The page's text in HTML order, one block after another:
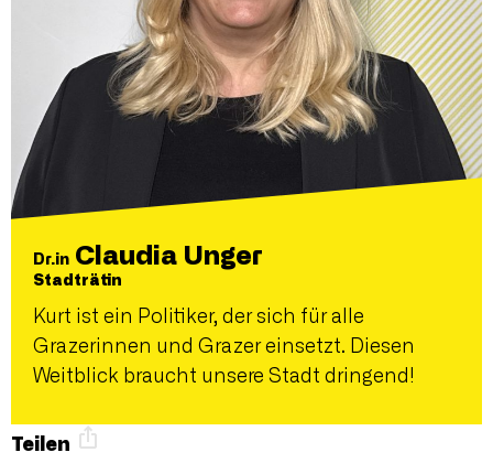
Dr.in Claudia Unger
Stadträtin
Kurt ist ein Politiker, der sich für alle
Grazerinnen und Grazer einsetzt. Diesen
Weitblick braucht unsere Stadt dringend!
Teilen